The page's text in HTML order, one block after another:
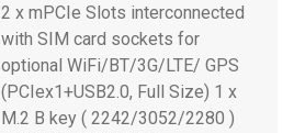
2 x mPCIe Slots interconnected
with SIM card sockets for
optional WiFi/BT/3G/LTE/ GPS
(PCIex1+USB2.0, Full Size) 1 x
M.2 B key ( 2242/3052/2280 )